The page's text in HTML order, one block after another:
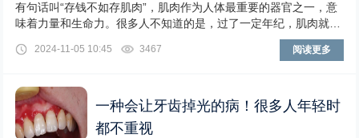
有句话叫“存钱不如存肌肉”，肌肉作为人体最重要的器官之一，意
味着力量和生命力。很多人不知道的是，过了一定年纪，肌肉就会
2024-11-05 10:45 3467 阅读更多
一种会让牙齿掉光的病！很多人年轻时
都不重视